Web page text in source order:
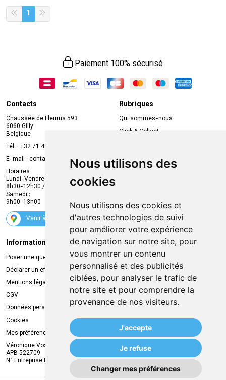
Nous utilisons des
cookies
Nous utilisons des cookies et
d'autres technologies de suivi
pour améliorer votre expérience
de navigation sur notre site, pour
vous montrer un contenu
personnalisé et des publicités
ciblées, pour analyser le trafic de
notre site et pour comprendre la
provenance de nos visiteurs.
J'accepte
Je refuse
Changer mes préférences
1
Paiement 100% sécurisé
Contacts
Chaussée de Fleurus 593
6060 Gilly
Belgique
Tél. : +32 71 41 32 10
E-mail : contact
mvapharma.be
Horaires
Lundi-Vendredi :
8h30-12h30 / 13h30-18h30
Samedi :
9h00-13h00
Venir à la pharmacie
Rubriques
Qui sommes-nous
Click & Collect
Compte professionnel
Envoi d’ordonnance
Suivez-nous
Informations légales
Poser une question
Déclarer un effet indésirable
Mentions légales
CGV
Données personnelles
Cookies
Mes préférences Cookies
Véronique Vos
APB 522709
N° Entreprise BE0749.944.612
Livraison
Retrait à la pharmacie
Livraison chez vous
Livraison dans un Point Relais